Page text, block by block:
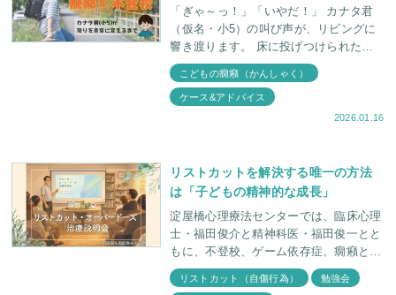
「ぎゃ～っ！」「いやだ！」 カナタ君
（仮名・小5）の叫び声が、リビングに
響き渡ります。 床に投げつけられたラ
ンドセル。本が散らばり、壁には叩かれ
た跡が残っていました。 妹のノアちゃ
ん（仮
こどもの癇癪（かんしゃく）
ケース&アドバイス
2026.01.16
リストカットを解決する唯一の方法
は「子どもの精神的な成長」
淀屋橋心理療法センターでは、臨床心理
士・福田俊介と精神科医・福田俊一とと
もに、不登校、ゲーム依存症、癇癪とい
ったお子さんのさまざまな症状について
親御さんと学ぶ会を定期的に行っており
リストカット（自傷行為） 勉強会